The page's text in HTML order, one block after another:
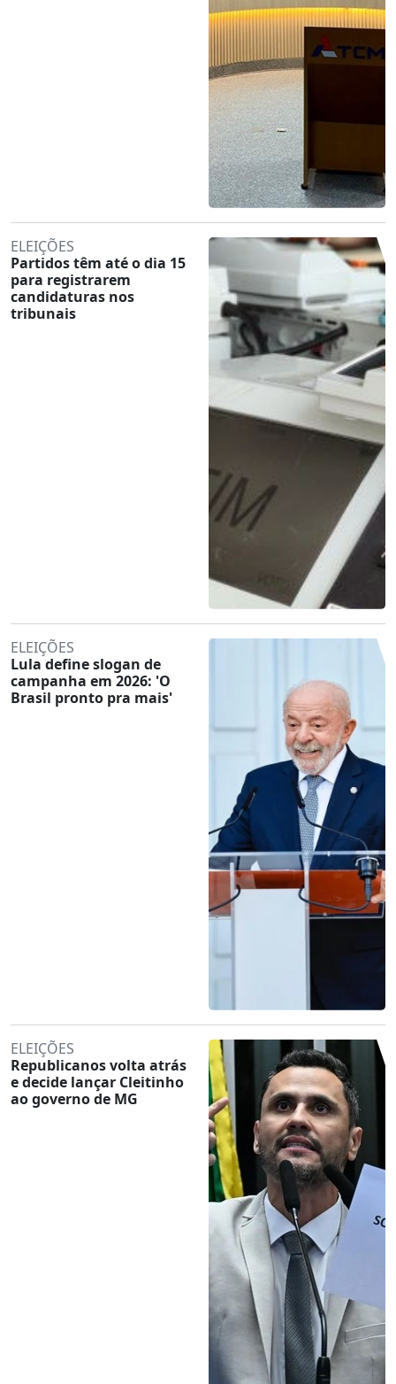
ELEIÇÕES
Partidos têm até o dia 15
para registrarem
candidaturas nos
tribunais
ELEIÇÕES
Lula define slogan de
campanha em 2026: 'O
Brasil pronto pra mais'
ELEIÇÕES
Republicanos volta atrás
e decide lançar Cleitinho
ao governo de MG